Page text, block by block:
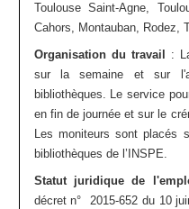
Toulouse Saint-Agne,
Cahors, Montauban, Rodez,
Organisation du travail
:
sur la semaine et sur
bibliothèques. Le service
en fin de journée et sur le
Les moniteurs sont placés
bibliothèques de l’INSPE.
Statut juridique de
décret n° 2015-652 du 10